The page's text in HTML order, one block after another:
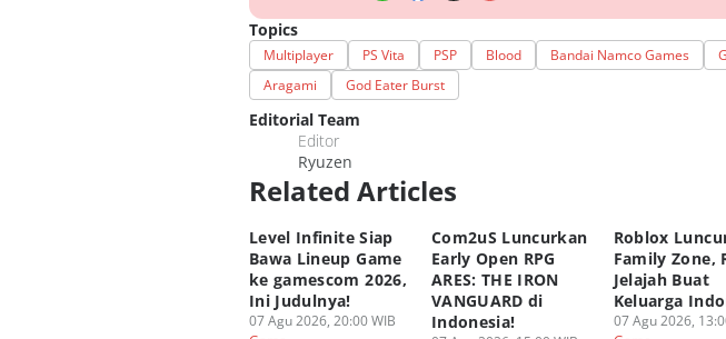
Topics
Multiplayer PS Vita PSP Blood Bandai Namco Games
Aragami
God Eater Burst
Editorial Team
Editor
Ryuzen
Related Articles
Level Infinite Siap
Bawa Lineup Game
ke gamescom 2026,
Ini Judulnya!
07 Agu 2026, 20:00 WIB
Com2uS Luncurkan
Early Open RPG
ARES: THE IRON
VANGUARD di
Indonesia!
Roblox
Family Zone,
Jelajah Buat
Keluarga
07 Agu 2026,